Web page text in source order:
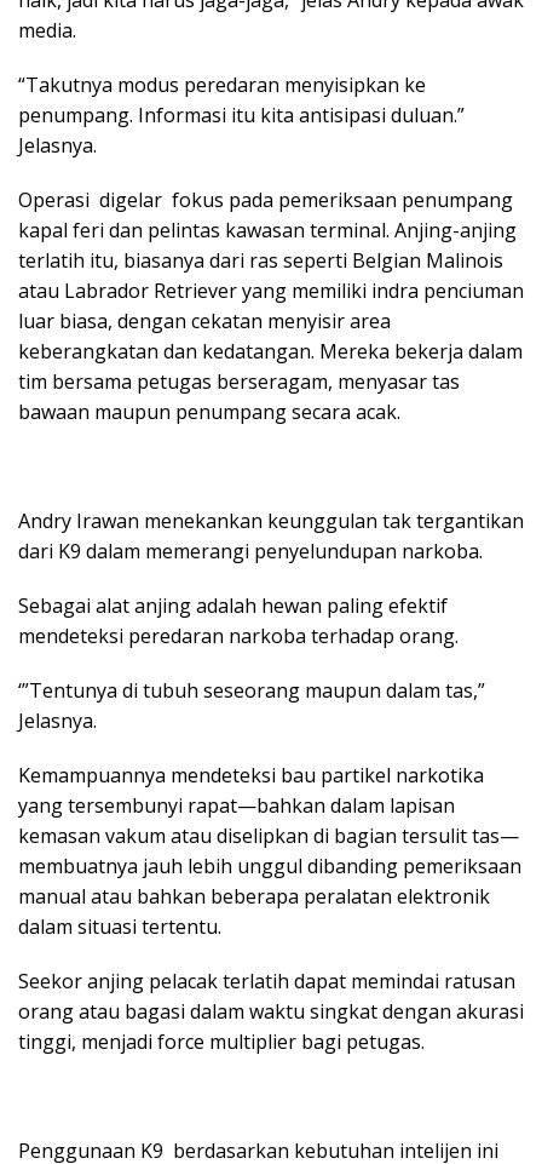
media.
“Takutnya modus peredaran menyisipkan ke
penumpang. Informasi itu kita antisipasi duluan.”
Jelasnya.
Operasi digelar fokus pada pemeriksaan penumpang
kapal feri dan pelintas kawasan terminal. Anjing-anjing
terlatih itu, biasanya dari ras seperti Belgian Malinois
atau Labrador Retriever yang memiliki indra penciuman
luar biasa, dengan cekatan menyisir area
keberangkatan dan kedatangan. Mereka bekerja dalam
tim bersama petugas berseragam, menyasar tas
bawaan maupun penumpang secara acak.
Andry Irawan menekankan keunggulan tak tergantikan
dari K9 dalam memerangi penyelundupan narkoba.
Sebagai alat anjing adalah hewan paling efektif
mendeteksi peredaran narkoba terhadap orang.
‘”Tentunya di tubuh seseorang maupun dalam tas,”
Jelasnya.
Kemampuannya mendeteksi bau partikel narkotika
yang tersembunyi rapat—bahkan dalam lapisan
kemasan vakum atau diselipkan di bagian tersulit tas—
membuatnya jauh lebih unggul dibanding pemeriksaan
manual atau bahkan beberapa peralatan elektronik
dalam situasi tertentu.
Seekor anjing pelacak terlatih dapat memindai ratusan
orang atau bagasi dalam waktu singkat dengan akurasi
tinggi, menjadi force multiplier bagi petugas.
Penggunaan K9 berdasarkan kebutuhan intelijen ini